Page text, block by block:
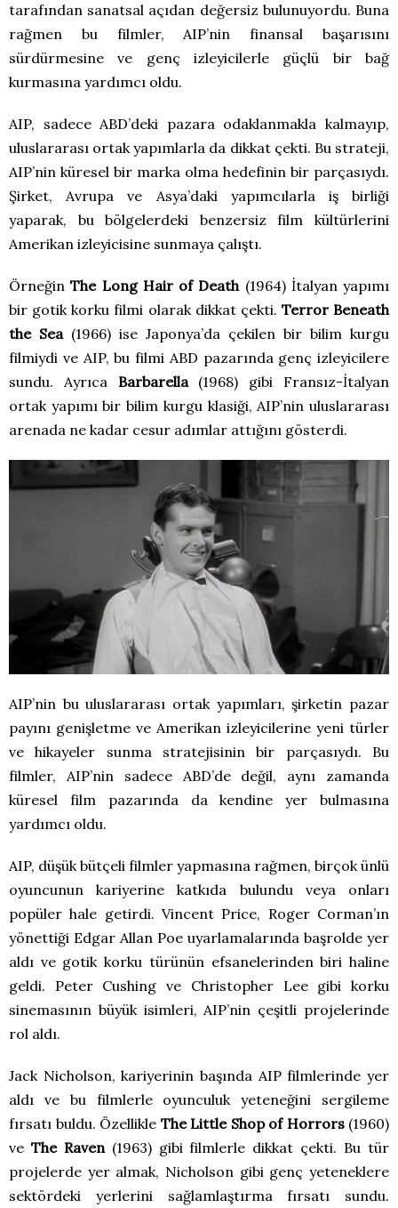
tarafından sanatsal açıdan değersiz bulunuyordu. Buna
rağmen bu filmler, AIP’nin finansal başarısını
sürdürmesine ve genç izleyicilerle güçlü bir bağ
kurmasına yardımcı oldu.
AIP, sadece ABD’deki pazara odaklanmakla kalmayıp,
uluslararası ortak yapımlarla da dikkat çekti. Bu strateji,
AIP’nin küresel bir marka olma hedefinin bir parçasıydı.
Şirket, Avrupa ve Asya’daki yapımcılarla iş birliği
yaparak, bu bölgelerdeki benzersiz film kültürlerini
Amerikan izleyicisine sunmaya çalıştı.
ÖrneğinThe Long Hair of Death (1964) İtalyan yapımı
bir gotik korku filmi olarak dikkat çekti. Terror Beneath
the Sea(1966) ise Japonya’da çekilen bir bilim kurgu
filmiydi ve AIP, bu filmi ABD pazarında genç izleyicilere
sundu. Ayrıca Barbarella(1968) gibi Fransız-İtalyan
ortak yapımı bir bilim kurgu klasiği, AIP’nin uluslararası
arenada ne kadar cesur adımlar attığını gösterdi.
AIP’nin bu uluslararası ortak yapımları, şirketin pazar
payını genişletme ve Amerikan izleyicilerine yeni türler
ve hikayeler sunma stratejisinin bir parçasıydı. Bu
filmler, AIP’nin sadece ABD’de değil, aynı zamanda
küresel film pazarında da kendine yer bulmasına
yardımcı oldu.
AIP, düşük bütçeli filmler yapmasına rağmen, birçok ünlü
oyuncunun kariyerine katkıda bulundu veya onları
popüler hale getirdi. Vincent Price, Roger Corman’ın
yönettiği Edgar Allan Poe uyarlamalarında başrolde yer
aldı ve gotik korku türünün efsanelerinden biri haline
geldi. Peter Cushing ve Christopher Lee gibi korku
sinemasının büyük isimleri, AIP’nin çeşitli projelerinde
rol aldı.
Jack Nicholson, kariyerinin başında AIP filmlerinde yer
aldı ve bu filmlerle oyunculuk yeteneğini sergileme
fırsatı buldu. Özellikle The Little Shop of Horrors(1960)
ve The Raven(1963) gibi filmlerle dikkat çekti. Bu tür
projelerde yer almak, Nicholson gibi genç yeteneklere
sektördeki yerlerini sağlamlaştırma fırsatı sundu.